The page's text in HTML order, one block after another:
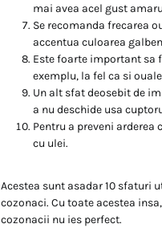
mai avea acel gust
Se recomanda frecarea
accentua culoarea
Este foarte important sa
exemplu, la fel ca si
Un alt sfat deosebit de
a nu deschide usa
Pentru a preveni arderea
cu ulei.
Acestea sunt asadar 10 sfaturi
cozonaci. Cu toate acestea
cozonacii nu ies perfect.